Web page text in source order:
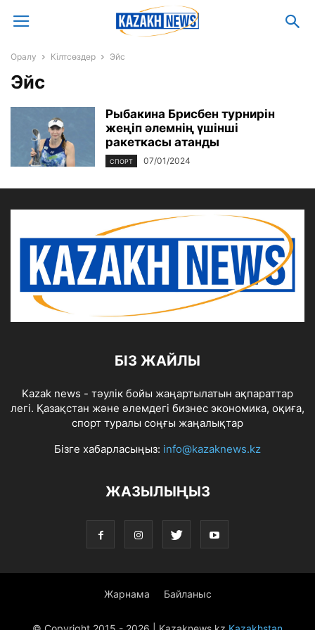
Оралу Кілтсөздер Эйс
Эйс
Рыбакина Брисбен турнирін
жеңіп әлемнің үшінші
ракеткасы атанды
CПОРТ 07/01/2024
БІЗ ЖАЙЛЫ
Kazak news - тәулік бойы жаңартылатын ақпараттар
легі. Қазақстан және әлемдегі бизнес экономика, оқиға,
спорт туралы соңғы жаңалықтар
Бізге хабарласыңыз: info@kazaknews.kz
ЖАЗЫЛЫҢЫЗ
Жарнама Байланыс